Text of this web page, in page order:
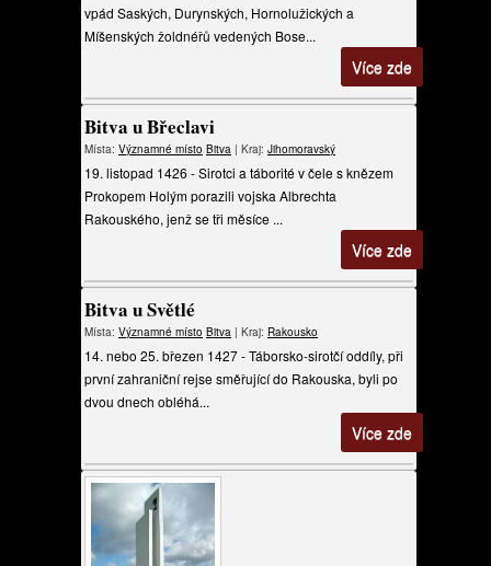
vpád Saských, Durynských, Hornolužických a
Míšenských žoldnéřů vedených Bose...
Více zde
Bitva u Břeclavi
Místa: Významné místo Bitva | Kraj: Jihomoravský
19. listopad 1426 - Sirotci a táborité v čele s knězem
Prokopem Holým porazili vojska Albrechta
Rakouského, jenž se tři měsíce ...
Více zde
Bitva u Světlé
Místa: Významné místo Bitva | Kraj: Rakousko
14. nebo 25. březen 1427 - Táborsko-sirotčí oddíly, při
první zahraniční rejse směřující do Rakouska, byli po
dvou dnech obléhá...
Více zde